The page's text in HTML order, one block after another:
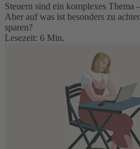
Steuern sind ein komplexes Thema
Aber auf was ist besonders zu
sparen?
Lesezeit: 6 Min.